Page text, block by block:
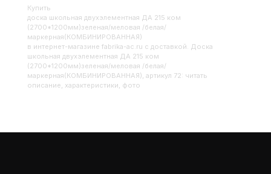
Купить
Доска школьная двухэлементная ДА 215 ком
(2700*1200мм)зеленая/меловая /белая/
маркерная(КОМБИНИРОВАННАЯ)
в интернет-магазине fabrika-ac.ru с доставкой. Доска
школьная двухэлементная ДА 215 ком
(2700*1200мм)зеленая/меловая /белая/
маркерная(КОМБИНИРОВАННАЯ), артикул 72: читать
описание, характеристики, фото